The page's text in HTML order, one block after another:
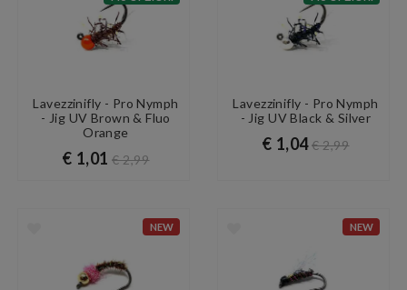
Lavezzinifly - Pro Nymph
- Jig UV Brown & Fluo
Orange
€ 1,01€ 2,99
Lavezzinifly - Pro Nymph
- Jig UV Black & Silver
€ 1,04€ 2,99
NEW NEW